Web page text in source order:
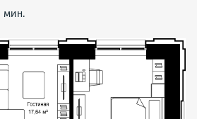
мин.